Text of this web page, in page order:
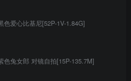
色爱心比基尼[52P-1V-1.84G]
色兔女郎 对镜自拍[15P-135.7M]